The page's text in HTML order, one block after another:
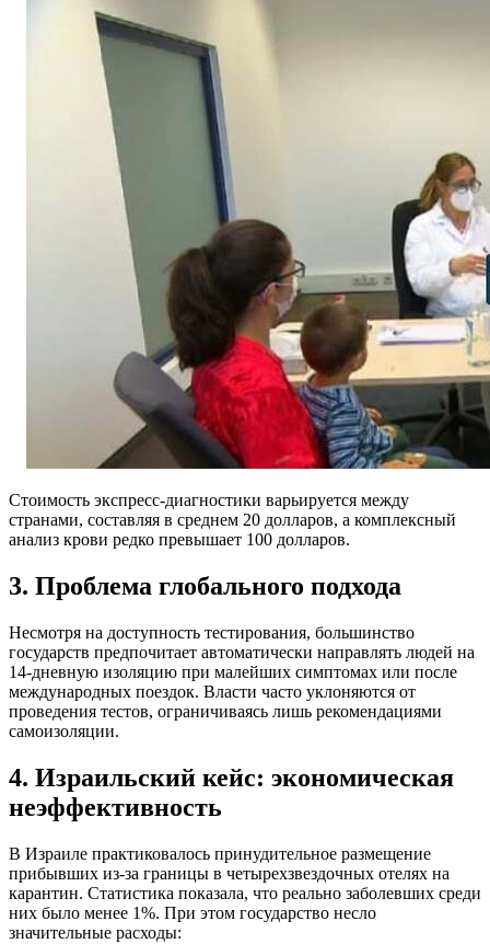
Стоимость экспресс-диагностики варьируется между
странами, составляя в среднем 20 долларов, а комплексный
анализ крови редко превышает 100 долларов.
3. Проблема глобального подхода
Несмотря на доступность тестирования, большинство
государств предпочитает автоматически направлять людей на
14-дневную изоляцию при малейших симптомах или после
международных поездок. Власти часто уклоняются от
проведения тестов, ограничиваясь лишь рекомендациями
самоизоляции.
4. Израильский кейс: экономическая
неэффективность
В Израиле практиковалось принудительное размещение
прибывших из-за границы в четырехзвездочных отелях на
карантин. Статистика показала, что реально заболевших среди
них было менее 1%. При этом государство несло
значительные расходы: